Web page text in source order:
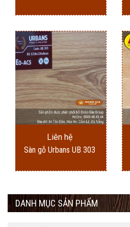
Liên hệ
Sàn gỗ Urbans UB 303
DANH MỤC SẢN PHẨM